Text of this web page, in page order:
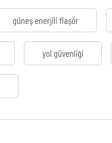
güneş enerjili flaşör
yol güvenliği